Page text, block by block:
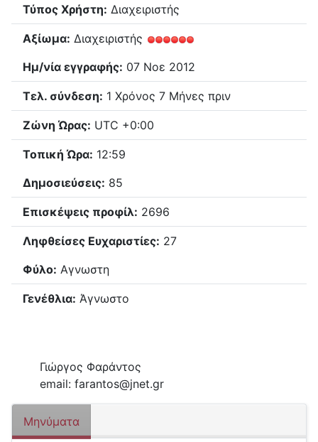
Τύπος Χρήστη: Διαχειριστής
Αξίωμα: Διαχειριστής
Ημ/νία εγγραφής: 07 Νοε 2012
Τελ. σύνδεση: 1 Χρόνος 7 Μήνες πριν
Ζώνη Ώρας: UTC +0:00
Τοπική Ώρα: 12:59
Δημοσιεύσεις: 85
Επισκέψεις προφίλ: 2696
Ληφθείσες Ευχαριστίες: 27
Φύλο: Αγνωστη
Γενέθλια: Άγνωστο
Γιώργος Φαράντος
email: farantos@jnet.gr
Μηνύματα